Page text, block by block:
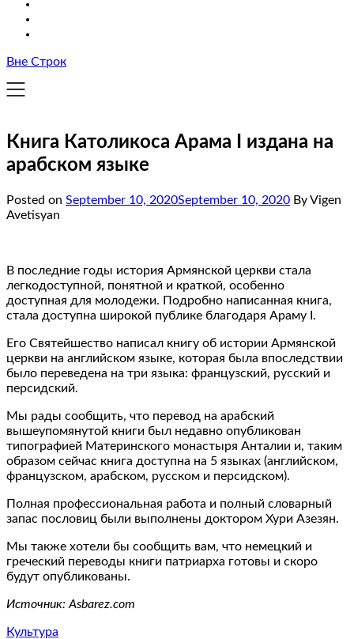
Вне Строк
Книга Католикоса Арама I издана на
арабском языке
Posted on September 10, 2020September 10, 2020 By Vigen
Avetisyan
В последние годы история Армянской церкви стала
легкодоступной, понятной и краткой, особенно
доступная для молодежи. Подробно написанная книга,
стала доступна широкой публике благодаря Араму I.
Его Святейшество написал книгу об истории Армянской
церкви на английском языке, которая была впоследствии
было переведена на три языка: французский, русский и
персидский.
Мы рады сообщить, что перевод на арабский
вышеупомянутой книги был недавно опубликован
типографией Материнского монастыря Анталии и, таким
образом сейчас книга доступна на 5 языках (английском,
французском, арабском, русском и персидском).
Полная профессиональная работа и полный словарный
запас пословиц были выполнены доктором Хури Азезян.
Мы также хотели бы сообщить вам, что немецкий и
греческий переводы книги патриарха готовы и скоро
будут опубликованы.
Источник: Asbarez.com
Культура